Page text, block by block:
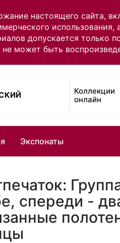
настоящего сайта,
допускается только
не может быть
Коллекции
онлайн
Экспонаты
спереди -